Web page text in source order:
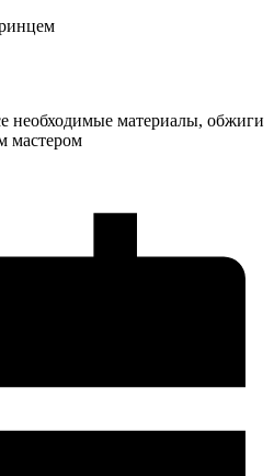
необходимые материалы, обжиги
мастером